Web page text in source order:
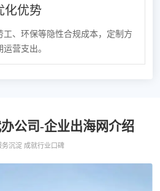
化优势
工、环保等隐性合规成本，定制方
营支出。
公司-企业出海网介绍
务沉淀 成就行业口碑